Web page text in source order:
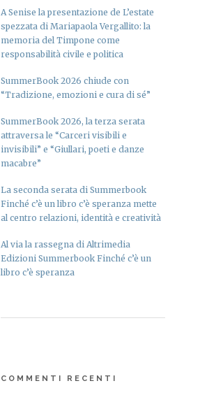
A Senise la presentazione de L’estate
spezzata di Mariapaola Vergallito: la
memoria del Timpone come
responsabilità civile e politica
SummerBook 2026 chiude con
“Tradizione, emozioni e cura di sé”
SummerBook 2026, la terza serata
attraversa le “Carceri visibili e
invisibili” e “Giullari, poeti e danze
macabre”
La seconda serata di Summerbook
Finché c’è un libro c’è speranza mette
al centro relazioni, identità e creatività
Al via la rassegna di Altrimedia
Edizioni Summerbook Finché c’è un
libro c’è speranza
COMMENTI RECENTI